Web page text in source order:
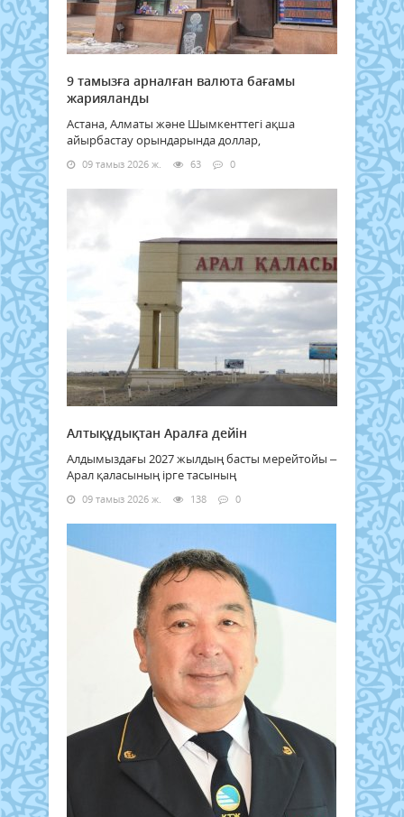
9 тамызға арналған валюта бағамы
жарияланды
Астана, Алматы және Шымкенттегі ақша
айырбастау орындарында доллар,
09 тамыз 2026 ж. 63 0
Алтықұдықтан Аралға дейін
Алдымыздағы 2027 жылдың басты мерейтойы –
Арал қаласының ірге тасының
09 тамыз 2026 ж. 138 0